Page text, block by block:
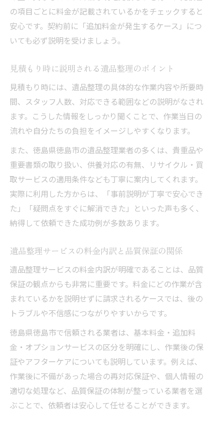
の項目ごとに料金が記載されているかをチェックすると
安心です。契約前に「追加料金が発生するケース」につ
いても必ず説明を受けましょう。
見積もり時に説明される遺品整理のポイント
見積もり時には、遺品整理の具体的な作業内容や所要時
間、スタッフ人数、対応できる範囲などの説明がなされ
ます。こうした情報をしっかり聞くことで、作業当日の
流れや自分たちの負担をイメージしやすくなります。
また、徳島県徳島市の遺品整理業者の多くは、貴重品や
重要書類の取り扱い、供養対応の有無、リサイクル・買
取サービスの適用条件なども丁寧に案内してくれます。
実際に利用した方からは、「事前説明が丁寧で安心でき
た」「疑問点をすぐに解消できた」といった声も多く、
納得して依頼できた成功例が多数あります。
遺品整理サービスの料金内訳と品質保証の関係
遺品整理サービスの料金内訳が明確であることは、品質
保証の観点からも非常に重要です。料金にどの作業が含
まれているかを説明せずに請求されるケースでは、後の
トラブルや不信感につながりやすいからです。
徳島県徳島市で信頼される業者は、基本料金・追加料
金・オプションサービスの区分を明確にし、作業後の保
証やアフターケアについても説明しています。例えば、
作業後に不備があった場合の再対応保証や、個人情報の
適切な処理など、品質保証の体制が整っている業者を選
ぶことで、依頼者は安心して任せることができます。